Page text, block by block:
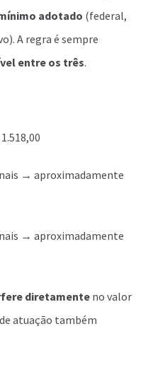
adotado (federal,
A regra é sempre
entre os três.
→ aproximadamente
→ aproximadamente
diretamente no valor
atuação também